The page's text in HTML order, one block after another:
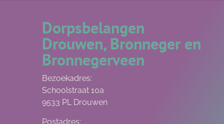
Dorpsbelangen
Drouwen, Bronneger en
Bronnegerveen
Bezoekadres:
Schoolstraat 10a
9533 PL Drouwen
Postadres: